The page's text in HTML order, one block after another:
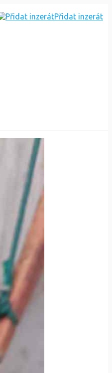
Přidat inzerát